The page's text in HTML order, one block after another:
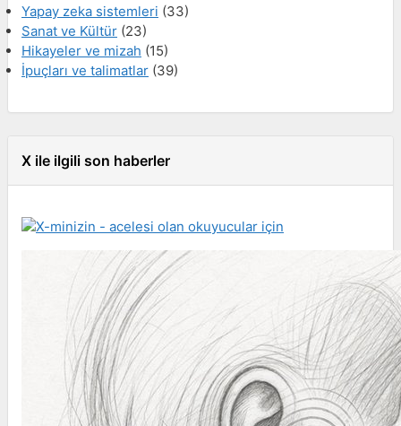
Yapay zeka sistemleri (33)
Sanat ve Kültür (23)
Hikayeler ve mizah (15)
İpuçları ve talimatlar (39)
X ile ilgili son haberler